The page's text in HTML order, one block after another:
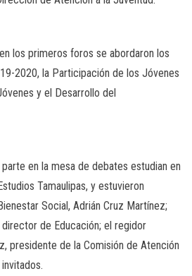
los primeros foros se abordaron los
2020, la Participación de los Jóvenes
y el Desarrollo del
en la mesa de debates estudian en
Tamaulipas, y estuvieron
Social, Adrián Cruz Martínez;
director de Educación; el regidor
presidente de la Comisión de Atención